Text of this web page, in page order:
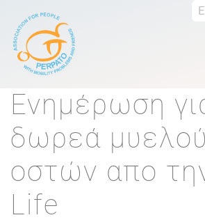
Ενημέρωση
δωρεά
οστών απο
Life